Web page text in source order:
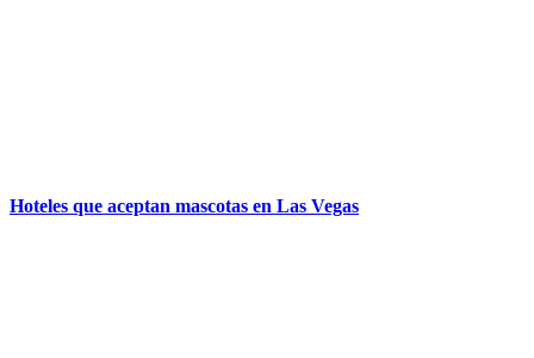
Hoteles que aceptan mascotas en Las Vegas